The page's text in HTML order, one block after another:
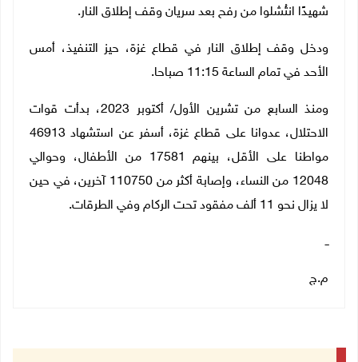
شهيدًا انتُشلوا من رفح بعد سريان وقف إطلاق النار.
ودخل وقف إطلاق النار في قطاع غزة، حيز التنفيذ، أمس
الأحد في تمام الساعة 11:15 صباحا.
ومنذ السابع من تشرين الأول/ أكتوبر 2023، بدأت قوات
الاحتلال، عدوانا على قطاع غزة، أسفر عن استشهاد 46913
مواطنا على الأقل، بينهم 17581 من الأطفال، وحوالي
12048 من النساء، وإصابة أكثر من 110750 آخرين، في حين
لا يزال نحو 11 ألف مفقود تحت الركام وفي الطرقات.
ــ
م.ج